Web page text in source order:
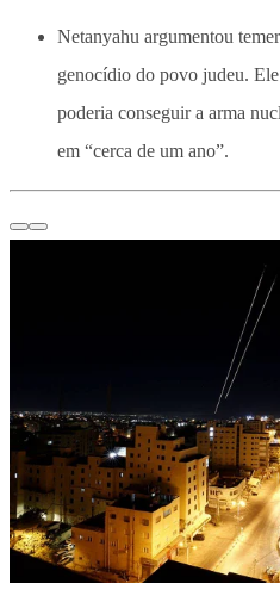
Netanyahu argumentou
genocídio do povo judeu.
poderia conseguir a arma
em “cerca de um ano”.